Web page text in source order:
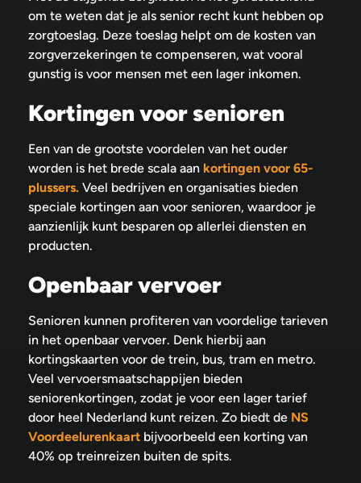
om te weten dat je als senior recht kunt hebben op
zorgtoeslag. Deze toeslag helpt om de kosten van
zorgverzekeringen te compenseren, wat vooral
gunstig is voor mensen met een lager inkomen.
Kortingen voor senioren
Een van de grootste voordelen van het ouder
worden is het brede scala aan kortingen voor 65-
plussers. Veel bedrijven en organisaties bieden
speciale kortingen aan voor senioren, waardoor je
aanzienlijk kunt besparen op allerlei diensten en
producten.
Openbaar vervoer
Senioren kunnen profiteren van voordelige tarieven
in het openbaar vervoer. Denk hierbij aan
kortingskaarten voor de trein, bus, tram en metro.
Veel vervoersmaatschappijen bieden
seniorenkortingen, zodat je voor een lager tarief
door heel Nederland kunt reizen. Zo biedt de NS
Voordeelurenkaart bijvoorbeeld een korting van
40% op treinreizen buiten de spits.